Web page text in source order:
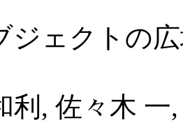
ジェクトの
利, 佐々木